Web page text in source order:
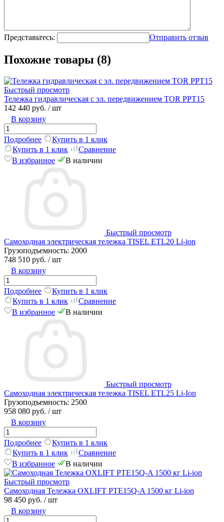
Представьтесь: Отправить отзыв
Похожие товары (8)
Быстрый просмотр
Тележка гидравлическая c эл. передвижением TOR PPT15
142 440 руб. / шт
В корзину
Подробнее
Купить в 1 клик
Купить в 1 клик
Сравнение
В избранное
В наличии
Быстрый просмотр
Самоходная электрическая тележка TISEL ETL20 Li-ion
Грузоподъемность: 2000
748 510 руб. / шт
В корзину
Подробнее
Купить в 1 клик
Купить в 1 клик
Сравнение
В избранное
В наличии
Быстрый просмотр
Самоходная электрическая тележка TISEL ETL25 Li-Ion
Грузоподъемность: 2500
958 080 руб. / шт
В корзину
Подробнее
Купить в 1 клик
Купить в 1 клик
Сравнение
В избранное
В наличии
Быстрый просмотр
Самоходная Тележка OXLIFT PTE15Q-A 1500 кг Li-ion
98 450 руб. / шт
В корзину